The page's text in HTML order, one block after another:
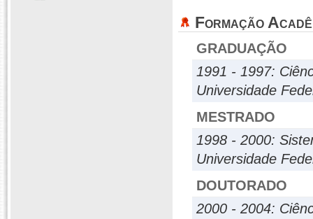
Formação
GRADUAÇÃO
1991 - 1997:
Universidade
MESTRADO
1998 - 2000:
Universidade
DOUTORADO
2000 - 2004: